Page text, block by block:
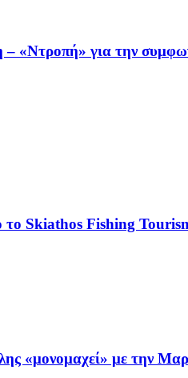
– «Ντροπή» για την
το Skiathos Fishing
με την